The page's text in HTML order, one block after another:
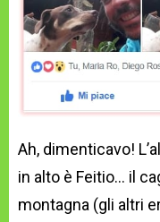
Ah, dimenticavo!
in alto è Feitio… il
montagna (gli altri